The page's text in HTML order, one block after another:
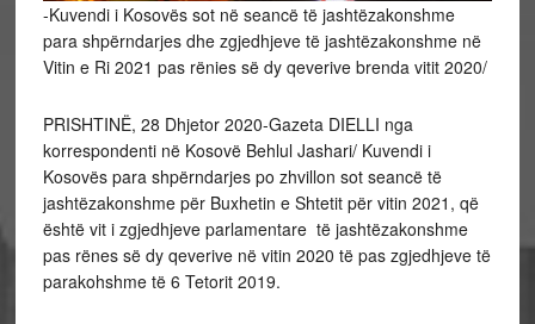
-Kuvendi i Kosovës sot në seancë të jashtëzakonshme
para shpërndarjes dhe zgjedhjeve të jashtëzakonshme në
Vitin e Ri 2021 pas rënies së dy qeverive brenda vitit 2020/
PRISHTINË, 28 Dhjetor 2020-Gazeta DIELLI nga
korrespondenti në Kosovë Behlul Jashari/ Kuvendi i
Kosovës para shpërndarjes po zhvillon sot seancë të
jashtëzakonshme për Buxhetin e Shtetit për vitin 2021, që
është vit i zgjedhjeve parlamentare të jashtëzakonshme
pas rënes së dy qeverive në vitin 2020 të pas zgjedhjeve të
parakohshme të 6 Tetorit 2019.